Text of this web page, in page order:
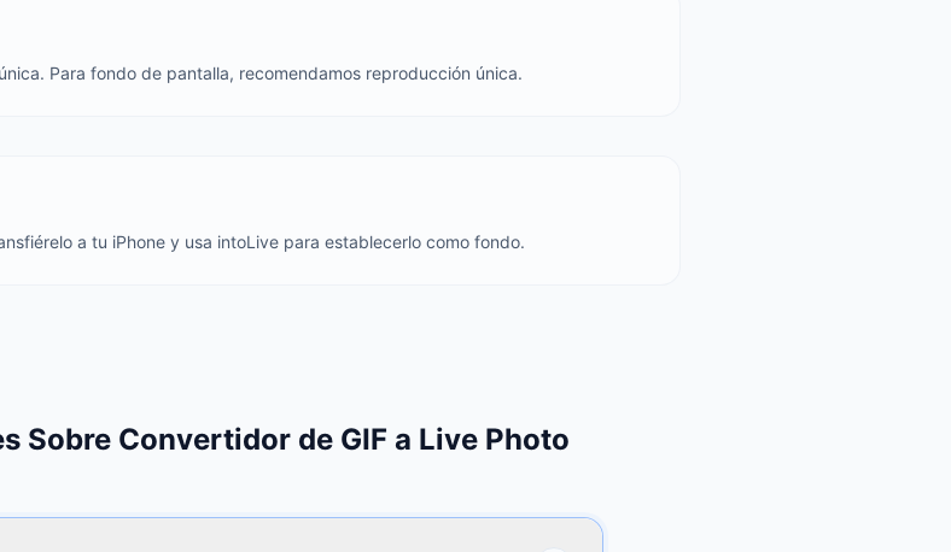
Para fondo de pantalla, recomendamos reproducción única.
a tu iPhone y usa intoLive para establecerlo como fondo.
Sobre Convertidor de GIF a Live Photo